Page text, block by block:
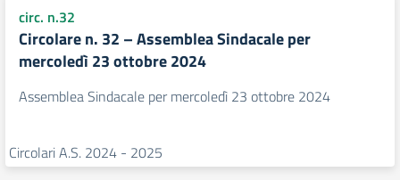
circ. n.32
Circolare n. 32 – Assemblea Sindacale per
mercoledì 23 ottobre 2024
Assemblea Sindacale per mercoledì 23 ottobre 2024
Circolari A.S. 2024 - 2025